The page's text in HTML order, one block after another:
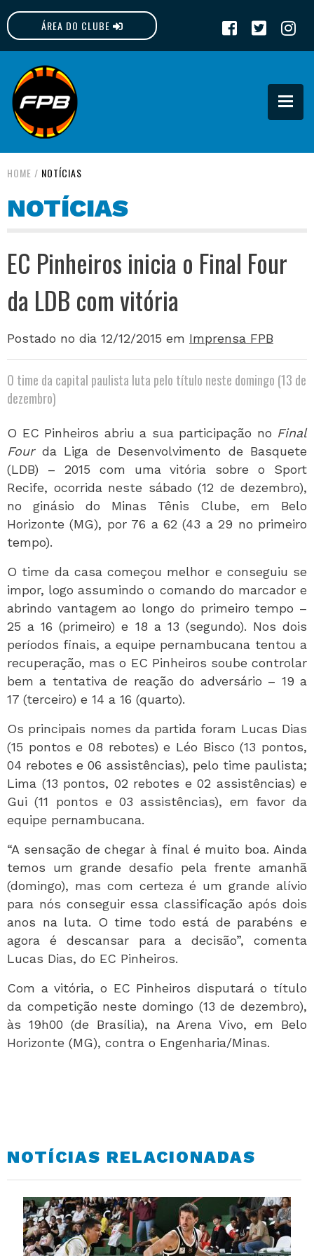
ÁREA DO CLUBE
FPB
HOME / NOTÍCIAS
NOTÍCIAS
EC Pinheiros inicia o Final Four
da LDB com vitória
Postado no dia 12/12/2015 em Imprensa FPB
O time da capital paulista luta pelo título neste domingo (13 de
dezembro)
O EC Pinheiros abriu a sua participação no Final
Fourda Liga de Desenvolvimento de Basquete
(LDB) – 2015 com uma vitória sobre o Sport
Recife, ocorrida neste sábado (12 de dezembro),
no ginásio do Minas Tênis Clube, em Belo
Horizonte (MG), por 76 a 62 (43 a 29 no primeiro
tempo).
O time da casa começou melhor e conseguiu se
impor, logo assumindo o comando do marcador e
abrindo vantagem ao longo do primeiro tempo –
25 a 16 (primeiro) e 18 a 13 (segundo). Nos dois
períodos finais, a equipe pernambucana tentou a
recuperação, mas o EC Pinheiros soube controlar
bem a tentativa de reação do adversário – 19 a
17 (terceiro) e 14 a 16 (quarto).
Os principais nomes da partida foram Lucas Dias
(15 pontos e 08 rebotes) e Léo Bisco (13 pontos,
04 rebotes e 06 assistências), pelo time paulista;
Lima (13 pontos, 02 rebotes e 02 assistências) e
Gui (11 pontos e 03 assistências), em favor da
equipe pernambucana.
“A sensação de chegar à final é muito boa. Ainda
temos um grande desafio pela frente amanhã
(domingo), mas com certeza é um grande alívio
para nós conseguir essa classificação após dois
anos na luta. O time todo está de parabéns e
agora é descansar para a decisão”, comenta
Lucas Dias, do EC Pinheiros.
Com a vitória, o EC Pinheiros disputará o título
da competição neste domingo (13 de dezembro),
às 19h00 (de Brasília), na Arena Vivo, em Belo
Horizonte (MG), contra o Engenharia/Minas.
NOTÍCIAS RELACIONADAS